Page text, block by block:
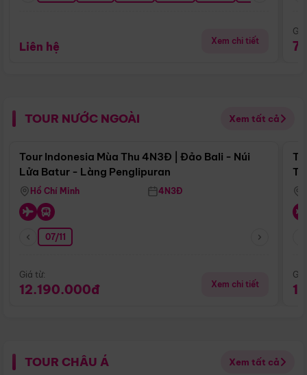
Liên hệ Xem chi tiết
TOUR NƯỚC NGOÀI Xem tất cả
Điểm nổi bật
Tour Indonesia Mùa Thu 4N3Đ | Đảo Bali - Núi
Lửa Batur - Làng Penglipuran
Hồ Chí Minh 4N3Đ
07/11
Giá từ:
12.190.000đ Xem chi tiết
TOUR CHÂU Á Xem tất cả
Điểm nổi bật